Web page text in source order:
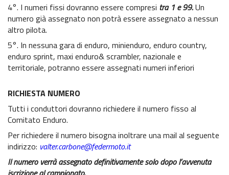
4°. I numeri fissi dovranno essere compresi tra 1 e 99.Un
numero già assegnato non potrà essere assegnato a nessun
altro pilota.
5°. In nessuna gara di enduro, minienduro, enduro country,
enduro sprint, maxi enduro& scrambler, nazionale e
territoriale, potranno essere assegnati numeri inferiori
RICHIESTA NUMERO
Tutti i conduttori dovranno richiedere il numero fisso al
Comitato Enduro.
Per richiedere il numero bisogna inoltrare una mail al seguente
indirizzo: valter.carbone@federmoto.it
Il numero verrà assegnato definitivamente solo dopo l’avvenuta